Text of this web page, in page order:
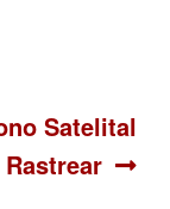
Satelital
Rastrear